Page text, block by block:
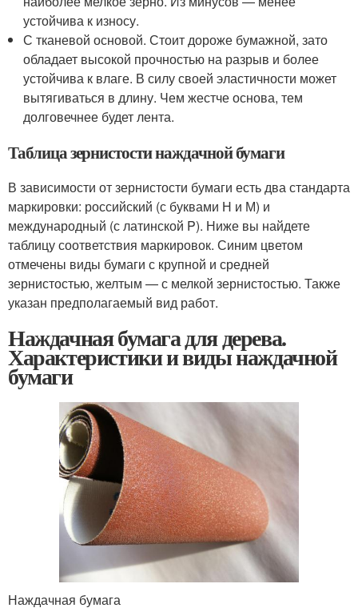
устойчива к износу.
С тканевой основой. Стоит дороже бумажной, зато
обладает высокой прочностью на разрыв и более
устойчива к влаге. В силу своей эластичности может
вытягиваться в длину. Чем жестче основа, тем
долговечнее будет лента.
Таблица зернистости наждачной бумаги
В зависимости от зернистости бумаги есть два стандарта
маркировки: российский (с буквами Н и М) и
международный (с латинской P). Ниже вы найдете
таблицу соответствия маркировок. Синим цветом
отмечены виды бумаги с крупной и средней
зернистостью, желтым — с мелкой зернистостью. Также
указан предполагаемый вид работ.
Наждачная бумага для дерева.
Характеристики и виды наждачной
бумаги
Наждачная бумага